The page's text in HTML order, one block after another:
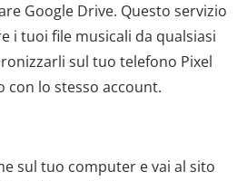
Google Drive. Questo servizio
i tuoi file musicali da qualsiasi
sul tuo telefono Pixel
con lo stesso account.
sul tuo computer e vai al sito